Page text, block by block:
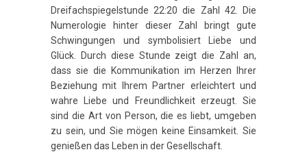
Dreifachspiegelstunde 22:20 die Zahl 42. Die
Numerologie hinter dieser Zahl bringt gute
Schwingungen und symbolisiert Liebe und
Glück. Durch diese Stunde zeigt die Zahl an,
dass sie die Kommunikation im Herzen Ihrer
Beziehung mit Ihrem Partner erleichtert und
wahre Liebe und Freundlichkeit erzeugt. Sie
sind die Art von Person, die es liebt, umgeben
zu sein, und Sie mögen keine Einsamkeit. Sie
genießen das Leben in der Gesellschaft.